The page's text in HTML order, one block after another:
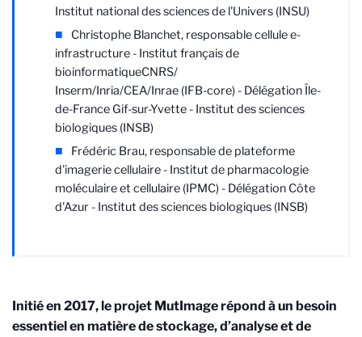
Institut national des sciences de l'Univers (INSU)
Christophe Blanchet, responsable cellule e-
infrastructure - Institut français de
bioinformatiqueCNRS/
Inserm/Inria/CEA/Inrae (IFB-core) - Délégation Île-
de-France Gif-sur-Yvette - Institut des sciences
biologiques (INSB)
Frédéric Brau, responsable de plateforme
d'imagerie cellulaire - Institut de pharmacologie
moléculaire et cellulaire (IPMC) - Délégation Côte
d'Azur - Institut des sciences biologiques (INSB)
Initié en 2017, le projet MutImage répond à un besoin
essentiel en matière de stockage, d’analyse et de